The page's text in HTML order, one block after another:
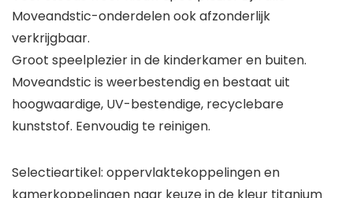
Moveandstic-onderdelen ook afzonderlijk
verkrijgbaar.
Groot speelplezier in de kinderkamer en buiten.
Moveandstic is weerbestendig en bestaat uit
hoogwaardige, UV-bestendige, recyclebare
kunststof. Eenvoudig te reinigen.
Selectieartikel: oppervlaktekoppelingen en